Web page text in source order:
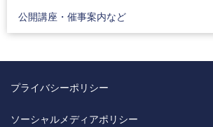
公開講座・催事案内など
第11回 高校生のための応用生物実験講座
プライバシーポリシー
ソーシャルメディアポリシー